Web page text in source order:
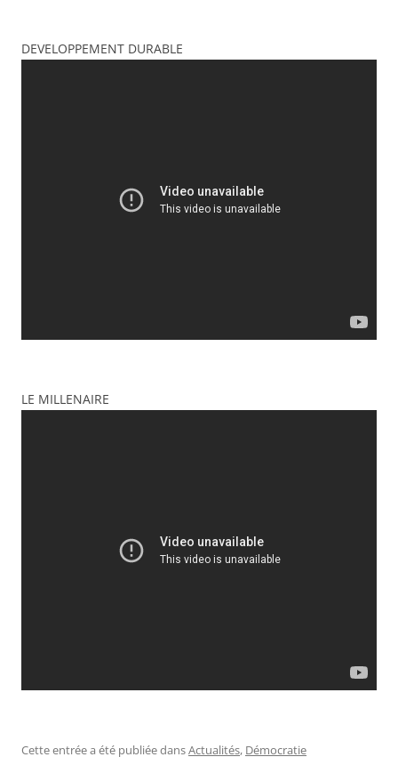
DEVELOPPEMENT DURABLE
LE MILLENAIRE
Cette entrée a été publiée dansActualités, Démocratie